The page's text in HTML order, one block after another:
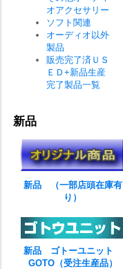
オアクセサリー
ソフト関連
オーディオ以外
製品
販売完了済ＵＳ
ＥＤ+新品生産
完了製品一覧
新品
新品 （一部店頭在庫有
り）
新品 ゴトーユニット
GOTO（受注生産品）